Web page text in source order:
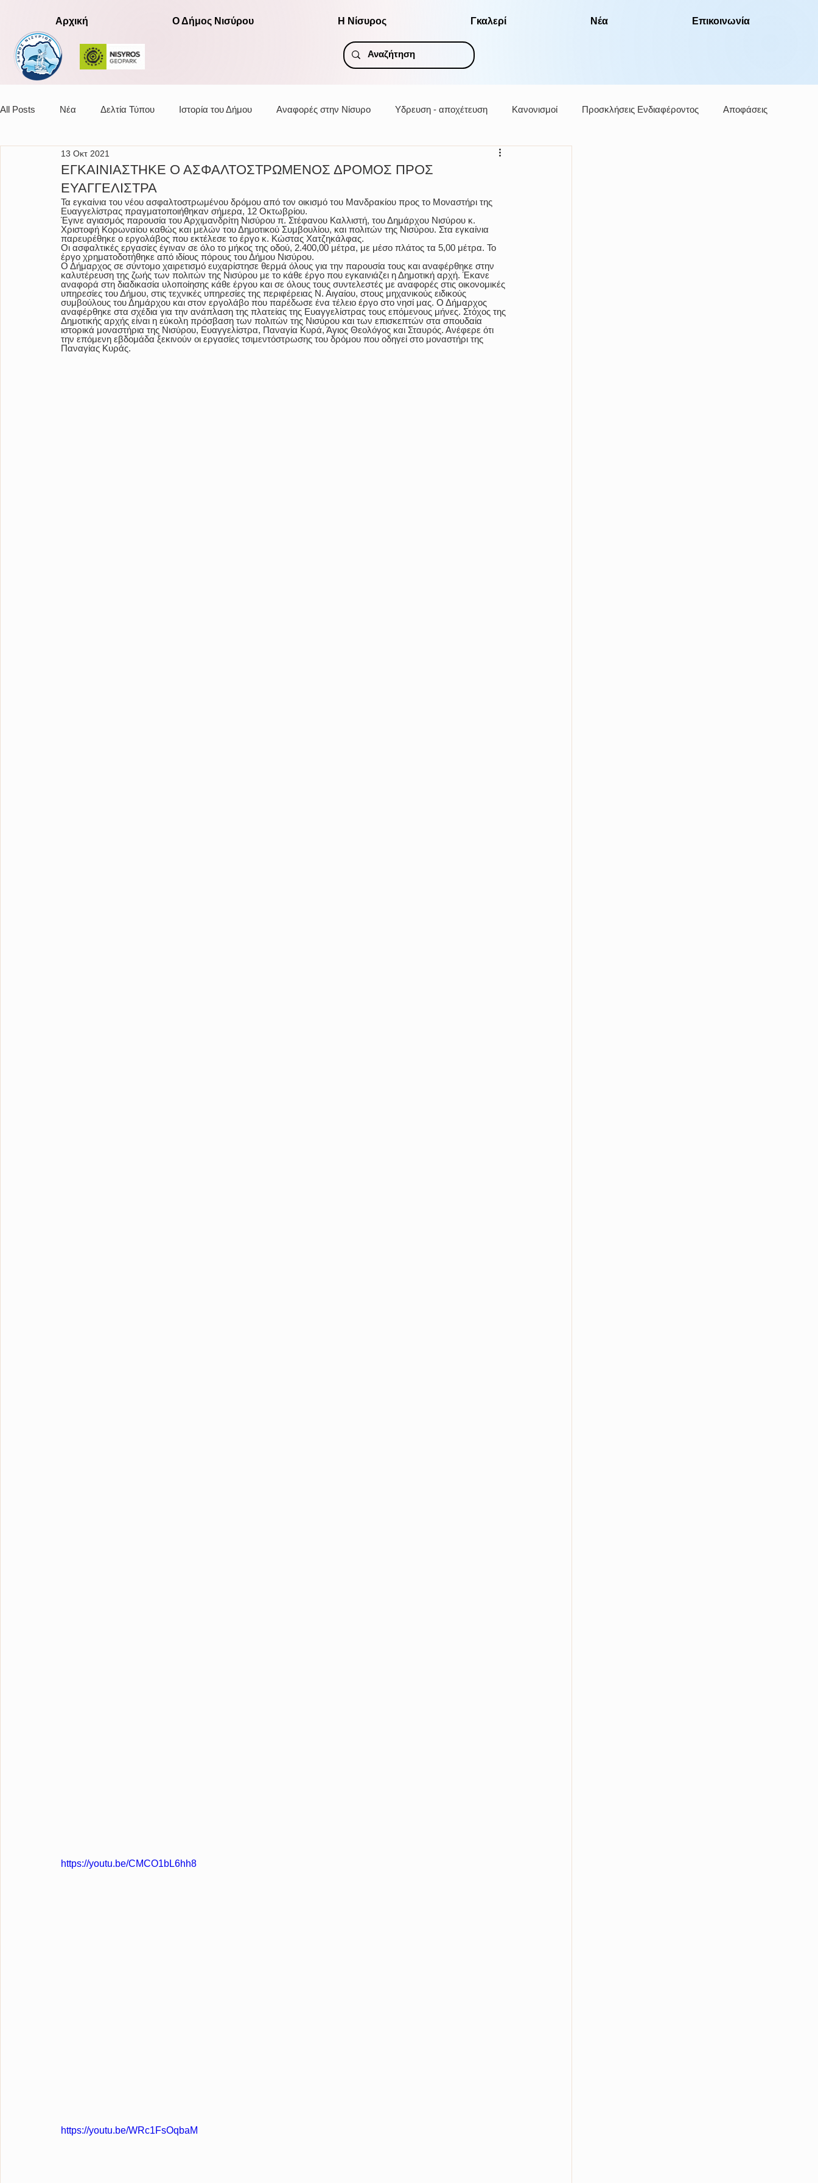
Αρχική Ο Δήμος Νισύρου Η Νίσυρος Γκαλερί Νέα Επικοινωνία
All Posts Νέα Δελτία Τύπου Ιστορία του Δήμου Αναφορές στην Νίσυρο Υδρευση - αποχέτευση Κανονισμοί Προσκλήσεις Ενδιαφέροντος Αποφάσεις
Αποφάσεις οικονομικής επιτροπής
ΕΓΚΑΙΝΙΑΣΤΗΚΕ Ο ΑΣΦΑΛΤΟΣΤΡΩΜΕΝΟΣ ΔΡΟΜΟΣ ΠΡΟΣ
ΕΥΑΓΓΕΛΙΣΤΡΑ
13 Οκτ 2021
Τα εγκαίνια του νέου ασφαλτοστρωμένου δρόμου από τον οικισμό του Μανδρακίου προς το Μοναστήρι της
Ευαγγελίστρας πραγματοποιήθηκαν σήμερα, 12 Οκτωβρίου.
Έγινε αγιασμός παρουσία του Αρχιμανδρίτη Νισύρου π. Στέφανου Καλλιστή, του Δημάρχου Νισύρου κ.
Χριστοφή Κορωναίου καθώς και μελών του Δημοτικού Συμβουλίου, και πολιτών της Νισύρου. Στα εγκαίνια
παρευρέθηκε ο εργολάβος που εκτέλεσε το έργο κ. Κώστας Χατζηκάλφας.
Οι ασφαλτικές εργασίες έγιναν σε όλο το μήκος της οδού, 2.400,00 μέτρα, με μέσο πλάτος τα 5,00 μέτρα. Το
έργο χρηματοδοτήθηκε από ιδίους πόρους του Δήμου Νισύρου.
Ο Δήμαρχος σε σύντομο χαιρετισμό ευχαρίστησε θερμά όλους για την παρουσία τους και αναφέρθηκε στην
καλυτέρευση της ζωής των πολιτών της Νισύρου με το κάθε έργο που εγκαινιάζει η Δημοτική αρχή. Έκανε
αναφορά στη διαδικασία υλοποίησης κάθε έργου και σε όλους τους συντελεστές με αναφορές στις οικονομικές
υπηρεσίες του Δήμου, στις τεχνικές υπηρεσίες της περιφέρειας Ν. Αιγαίου, στους μηχανικούς ειδικούς
συμβούλους του Δημάρχου και στον εργολάβο που παρέδωσε ένα τέλειο έργο στο νησί μας. Ο Δήμαρχος
αναφέρθηκε στα σχέδια για την ανάπλαση της πλατείας της Ευαγγελίστρας τους επόμενους μήνες. Στόχος της
Δημοτικής αρχής είναι η εύκολη πρόσβαση των πολιτών της Νισύρου και των επισκεπτών στα σπουδαία
ιστορικά μοναστήρια της Νισύρου, Ευαγγελίστρα, Παναγία Κυρά, Άγιος Θεολόγος και Σταυρός. Ανέφερε ότι
την επόμενη εβδομάδα ξεκινούν οι εργασίες τσιμεντόστρωσης του δρόμου που οδηγεί στο μοναστήρι της
Παναγίας Κυράς.
https://youtu.be/CMCO1bL6hh8
https://youtu.be/WRc1FsOqbaM